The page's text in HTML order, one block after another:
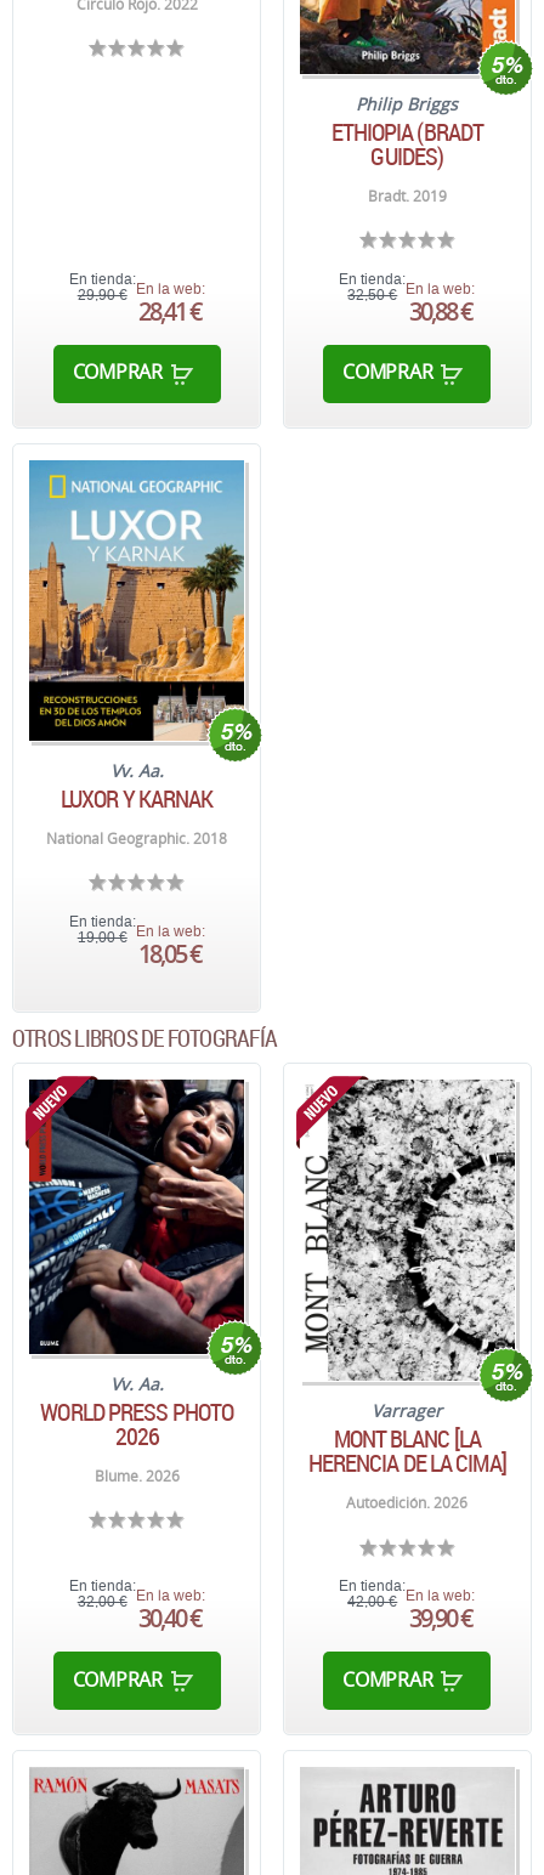
En tienda:
29,90 € En la web:
28,41 €
COMPRAR
Philip Briggs
ETHIOPIA (BRADT
GUIDES)
Bradt. 2019
En tienda:
32,50 € En la web:
30,88 €
COMPRAR
Vv. Aa.
LUXOR Y KARNAK
National Geographic. 2018
En tienda:
19,00 € En la web:
18,05 €
OTROS LIBROS DE FOTOGRAFÍA
Vv. Aa.
WORLD PRESS PHOTO
2026
Blume. 2026
En tienda:
32,00 € En la web:
30,40 €
COMPRAR
Varrager
MONT BLANC [LA
HERENCIA DE LA CIMA]
Autoedición. 2026
En tienda:
42,00 €
En la web:
39,90 €
COMPRAR